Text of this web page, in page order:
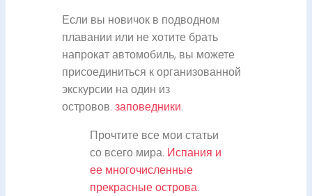
Если вы новичок в подводном
плавании или не хотите брать
напрокат автомобиль, вы можете
присоединиться к организованной
экскурсии на один из
островов. заповедники.
Прочтите все мои статьи
со всего мира. Испания и
ее многочисленные
прекрасные острова.